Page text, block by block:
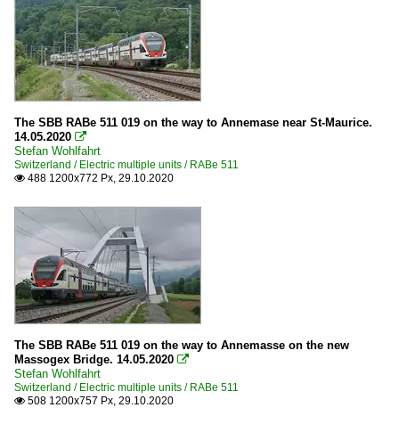
The SBB RABe 511 019 on the way to Annemase near St-Maurice.
14.05.2020 
Stefan Wohlfahrt
Switzerland / Electric multiple units / RABe 511
 488 1200x772 Px, 29.10.2020
The SBB RABe 511 019 on the way to Annemasse on the new
Massogex Bridge. 14.05.2020 
Stefan Wohlfahrt
Switzerland / Electric multiple units / RABe 511
 508 1200x757 Px, 29.10.2020